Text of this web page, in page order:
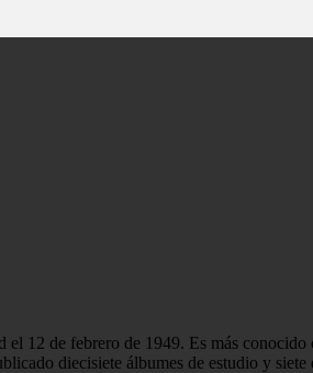
12 de febrero de 1949. Es más
diecisiete álbumes de estudio y